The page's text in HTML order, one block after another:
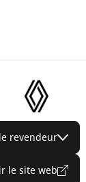
revendeur
le site web